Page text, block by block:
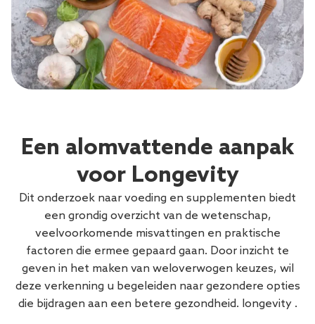
Een alomvattende aanpak
voor Longevity
Dit onderzoek naar voeding en supplementen biedt
een grondig overzicht van de wetenschap,
veelvoorkomende misvattingen en praktische
factoren die ermee gepaard gaan. Door inzicht te
geven in het maken van weloverwogen keuzes, wil
deze verkenning u begeleiden naar gezondere opties
die bijdragen aan een betere gezondheid. longevity .